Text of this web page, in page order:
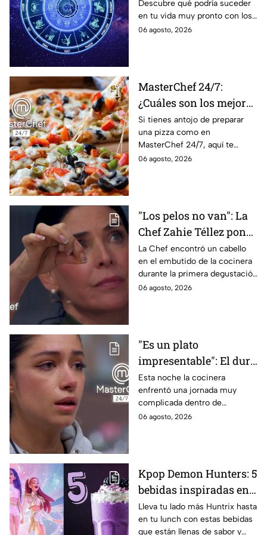
podrían dejar de estar
solteros más pronto de
lo que imaginan y
Descubre qué podría suceder
en tu vida muy pronto con los
horóscopos de Nana Calistar;
06 agosto, 2026
MasterChef 24/7:
¿Cuáles son los mejores
quesos para preparar
pizza en casa?
Si tienes antojo de preparar
una pizza como en
MasterChef 24/7, aquí te
contamos todo lo que debes
06 agosto, 2026
"Los pelos no van": La
Chef Zahie Téllez pone
en evidencia a Carmen
en la gala de mandiles
negros de MasterChef
24/7
La Chef encontró un cabello
en el embutido de la cocinera
durante la primera degustación
de la noche
06 agosto, 2026
"Es un plato
impresentable": El duro
regaño que hizo llorar a
Michelle dentro de
MasterChef 24/7
Esta noche la cocinera
enfrentó una jornada muy
complicada dentro de
MasterChef 24/7.
06 agosto, 2026
Kpop Demon Hunters: 5
bebidas inspiradas en
las guerreras Huntrix
para llevar a la escuela
Lleva tu lado más Huntrix hasta
en tu lunch con estas bebidas
que están llenas de sabor y